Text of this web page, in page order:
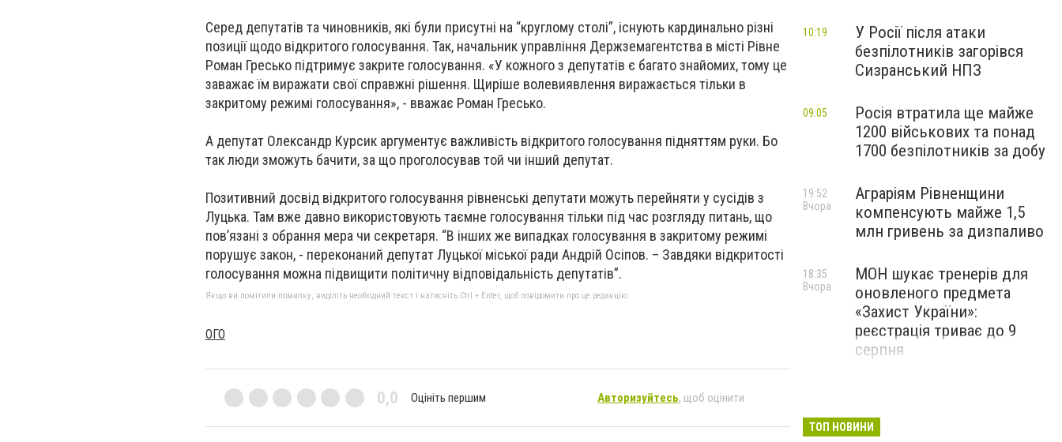
Серед депутатів та чиновників, які були присутні на “круглому столі”, існують кардинально різні
позиції щодо відкритого голосування. Так, начальник управління Держземагентства в місті Рівне
Роман Гресько підтримує закрите голосування. «У кожного з депутатів є багато знайомих, тому це
заважає їм виражати свої справжні рішення. Щиріше волевиявлення виражається тільки в
закритому режимі голосування», - вважає Роман Гресько.
А депутат Олександр Курсик аргументує важливість відкритого голосування підняттям руки. Бо
так люди зможуть бачити, за що проголосував той чи інший депутат.
Позитивний досвід відкритого голосування рівненські депутати можуть перейняти у сусідів з
Луцька. Там вже давно використовують таємне голосування тільки під час розгляду питань, що
пов’язані з обрання мера чи секретаря. “В інших же випадках голосування в закритому режимі
порушує закон, - переконаний депутат Луцької міської ради Андрій Осіпов. – Завдяки відкритості
голосування можна підвищити політичну відповідальність депутатів”.
Якщо ви помітили помилку, виділіть необхідний текст і натисніть Ctrl + Enter, щоб повідомити про це редакцію
ОГО
0,0 Оцініть першим Авторизуйтесь, щоб оцінити
У Росії після атаки
безпілотників загорівся
Сизранський НПЗ
10:19
Росія втратила ще майже
1200 військових та понад
1700 безпілотників за добу
09:05
Аграріям Рівненщини
компенсують майже 1,5
млн гривень за дизпаливо
19:52
Вчора
МОН шукає тренерів для
оновленого предмета
«Захист України»:
реєстрація триває до 9
серпня
18:35
Вчора
ТОП НОВИНИ